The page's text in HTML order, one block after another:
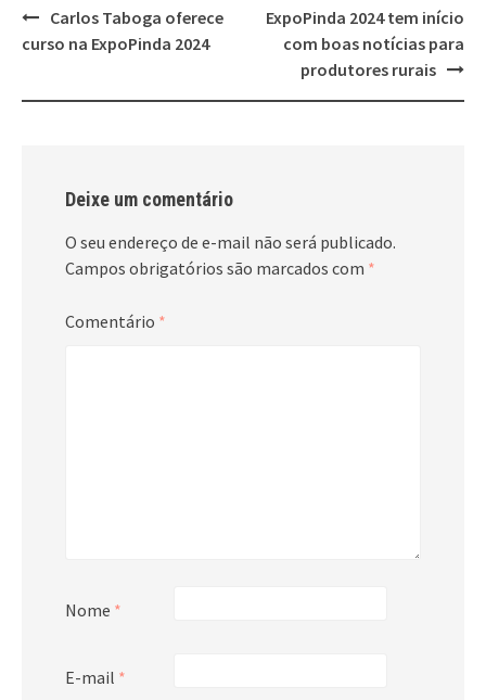
Post
navigation
Carlos Taboga oferece
curso na ExpoPinda 2024
ExpoPinda 2024 tem início
com boas notícias para
produtores rurais
Deixe um comentário
O seu endereço de e-mail não será publicado.
Campos obrigatórios são marcados com *
Comentário *
Nome *
E-mail *